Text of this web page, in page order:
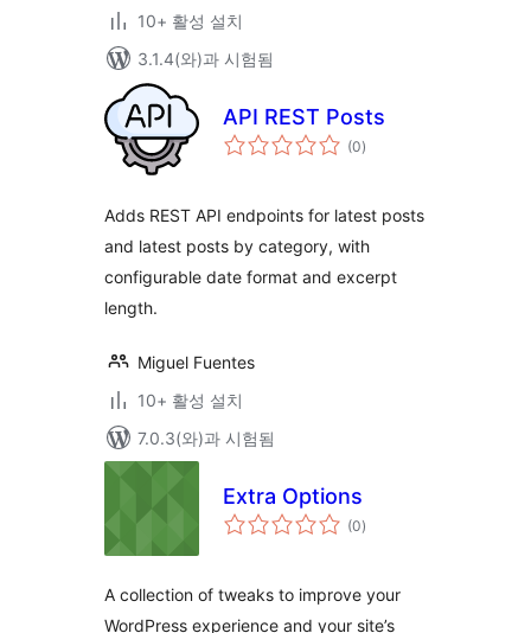
10+ 활성 설치
3.1.4(와)과 시험됨
API REST Posts
(0전
체)
Adds REST API endpoints for latest posts
and latest posts by category, with
configurable date format and excerpt
length.
Miguel Fuentes
10+ 활성 설치
7.0.3(와)과 시험됨
Extra Options
(0전
체)
A collection of tweaks to improve your
WordPress experience and your site’s